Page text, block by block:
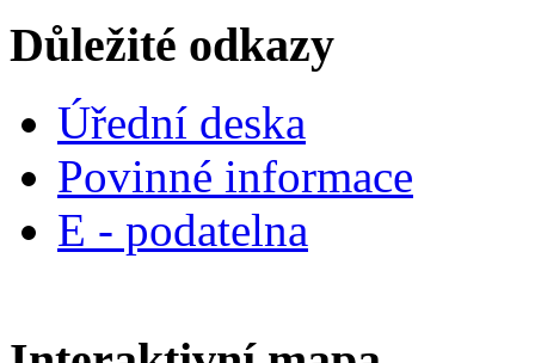
Důležité odkazy
Úřední deska
Povinné informace
E - podatelna